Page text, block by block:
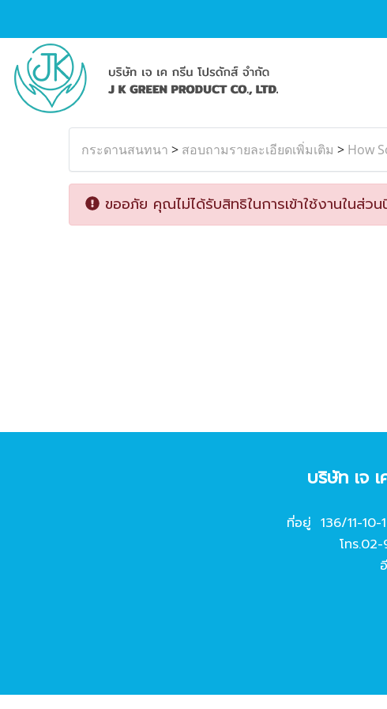
กระดานสนทนา > สอบถามรายละเอียดเพิ่มเติม > How
ขออภัย คุณไม่ได้รับสิทธิในการเข้าใช้งานในส่วน
บริษัท เจ
ที่อยู่ 136/11-10-
โทร.02-